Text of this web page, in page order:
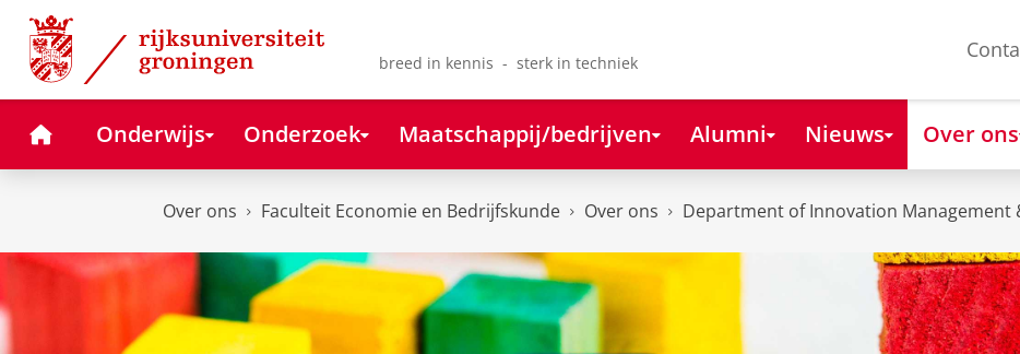
Skip
Content
Skip
Navigation
breed in kennis - sterk in techniek
HomeOnderwijs Onderzoek Maatschappij/bedrijven Alumni Nieuws Over ons
Over ons Faculteit Economie en Bedrijfskunde Over ons Department of Innovation Management